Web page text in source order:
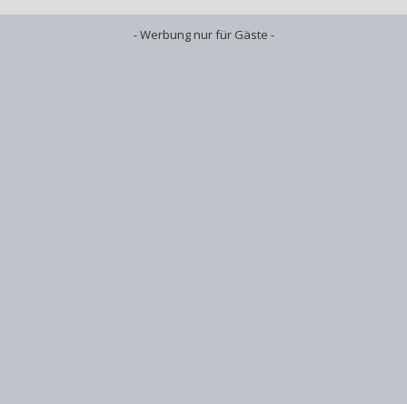
- Werbung nur für Gäste -